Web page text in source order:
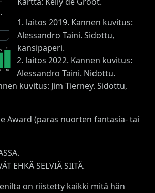
41
10
1. laitos 2019. Kannen kuvitus:
Alessandro Taini. Sidottu,
kansipaperi.
2. laitos 2022. Kannen kuvitus:
Alessandro Taini. Nidottu.
kuvitus: Jim Tierney. Sidottu,
Award (paras nuorten fantasia- tai
EHKÄ SELVIÄ SIITÄ.
on riistetty kaikki mitä hän